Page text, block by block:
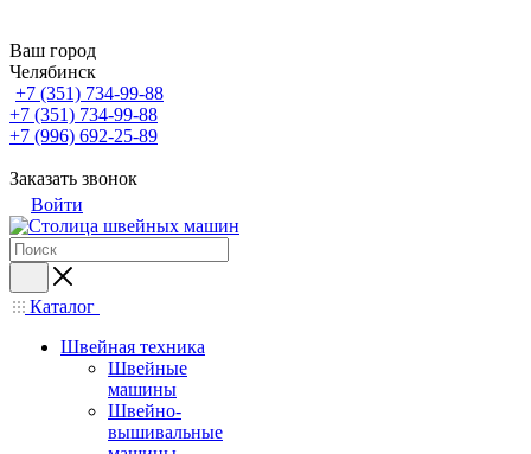
Ваш город
Челябинск
+7 (351) 734-99-88
+7 (351) 734-99-88
+7 (996) 692-25-89
Заказать звонок
Войти
Каталог
Швейная техника
Швейные
машины
Швейно-
вышивальные